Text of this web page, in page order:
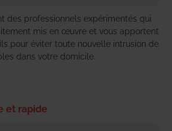
des professionnels expérimentés qui
mis en œuvre et vous apportent
pour éviter toute nouvelle intrusion de
dans votre domicile.
et rapide